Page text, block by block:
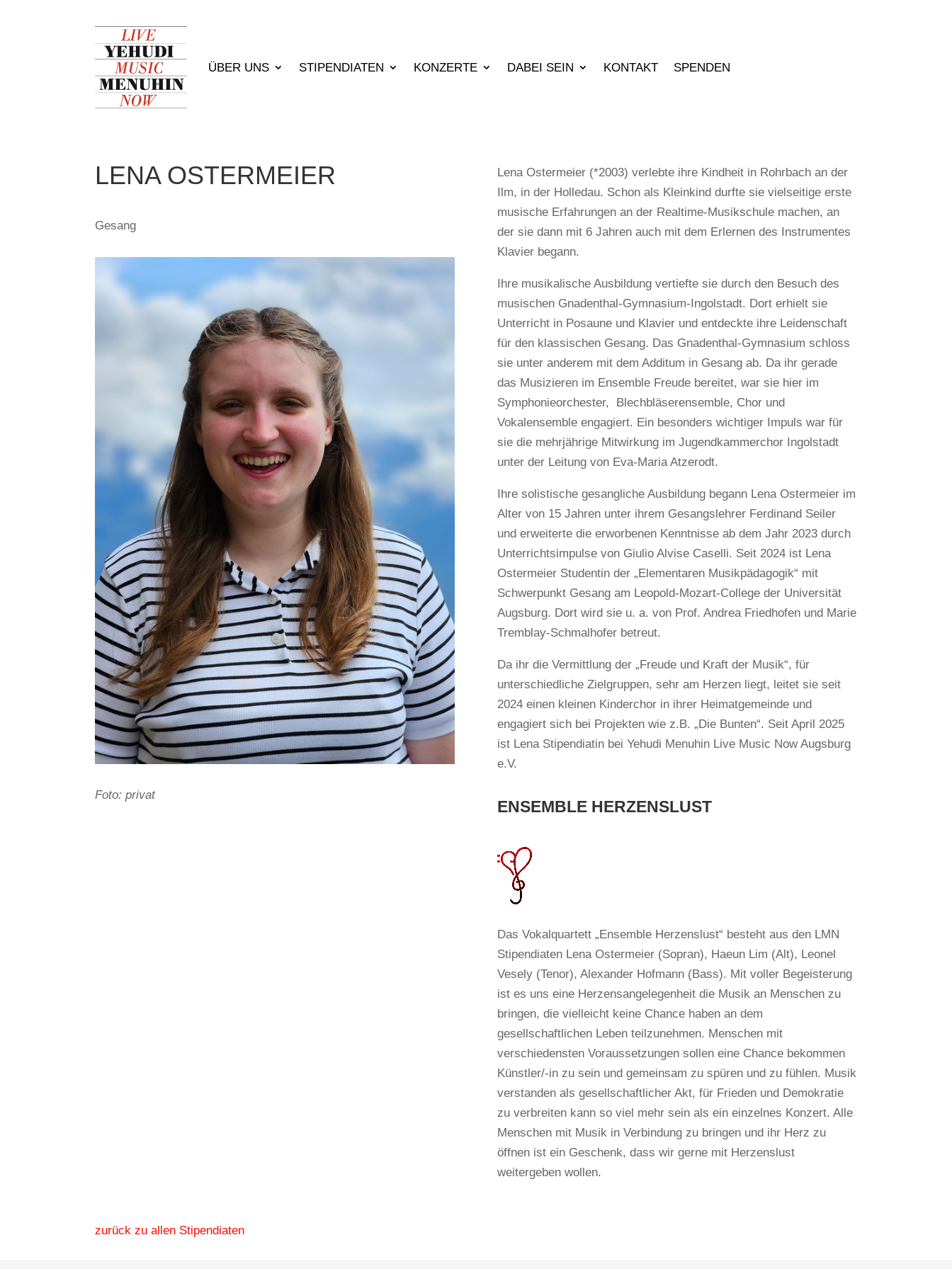
ÜBER UNS STIPENDIATEN KONZERTE DABEI SEIN KONTAKT SPENDEN
LENA OSTERMEIER
Gesang
Foto: privat
Lena Ostermeier (*2003) verlebte ihre Kindheit in Rohrbach an der
Ilm, in der Holledau. Schon als Kleinkind durfte sie vielseitige erste
musische Erfahrungen an der Realtime-Musikschule machen, an
der sie dann mit 6 Jahren auch mit dem Erlernen des Instrumentes
Klavier begann.
Ihre musikalische Ausbildung vertiefte sie durch den Besuch des
musischen Gnadenthal-Gymnasium-Ingolstadt. Dort erhielt sie
Unterricht in Posaune und Klavier und entdeckte ihre Leidenschaft
für den klassischen Gesang. Das Gnadenthal-Gymnasium schloss
sie unter anderem mit dem Additum in Gesang ab. Da ihr gerade
das Musizieren im Ensemble Freude bereitet, war sie hier im
Symphonieorchester, Blechbläserensemble, Chor und
Vokalensemble engagiert. Ein besonders wichtiger Impuls war für
sie die mehrjährige Mitwirkung im Jugendkammerchor Ingolstadt
unter der Leitung von Eva-Maria Atzerodt.
Ihre solistische gesangliche Ausbildung begann Lena Ostermeier im
Alter von 15 Jahren unter ihrem Gesangslehrer Ferdinand Seiler
und erweiterte die erworbenen Kenntnisse ab dem Jahr 2023 durch
Unterrichtsimpulse von Giulio Alvise Caselli. Seit 2024 ist Lena
Ostermeier Studentin der „Elementaren Musikpädagogik“ mit
Schwerpunkt Gesang am Leopold-Mozart-College der Universität
Augsburg. Dort wird sie u. a. von Prof. Andrea Friedhofen und Marie
Tremblay-Schmalhofer betreut.
Da ihr die Vermittlung der „Freude und Kraft der Musik“, für
unterschiedliche Zielgruppen, sehr am Herzen liegt, leitet sie seit
2024 einen kleinen Kinderchor in ihrer Heimatgemeinde und
engagiert sich bei Projekten wie z.B. „Die Bunten“. Seit April 2025
ist Lena Stipendiatin bei Yehudi Menuhin Live Music Now Augsburg
e.V.
ENSEMBLE HERZENSLUST
Das Vokalquartett „Ensemble Herzenslust“ besteht aus den LMN
Stipendiaten Lena Ostermeier (Sopran), Haeun Lim (Alt), Leonel
Vesely (Tenor), Alexander Hofmann (Bass). Mit voller Begeisterung
ist es uns eine Herzensangelegenheit die Musik an Menschen zu
bringen, die vielleicht keine Chance haben an dem
gesellschaftlichen Leben teilzunehmen. Menschen mit
verschiedensten Voraussetzungen sollen eine Chance bekommen
Künstler/-in zu sein und gemeinsam zu spüren und zu fühlen. Musik
verstanden als gesellschaftlicher Akt, für Frieden und Demokratie
zu verbreiten kann so viel mehr sein als ein einzelnes Konzert. Alle
Menschen mit Musik in Verbindung zu bringen und ihr Herz zu
öffnen ist ein Geschenk, dass wir gerne mit Herzenslust
weitergeben wollen.
zurück zu allen Stipendiaten